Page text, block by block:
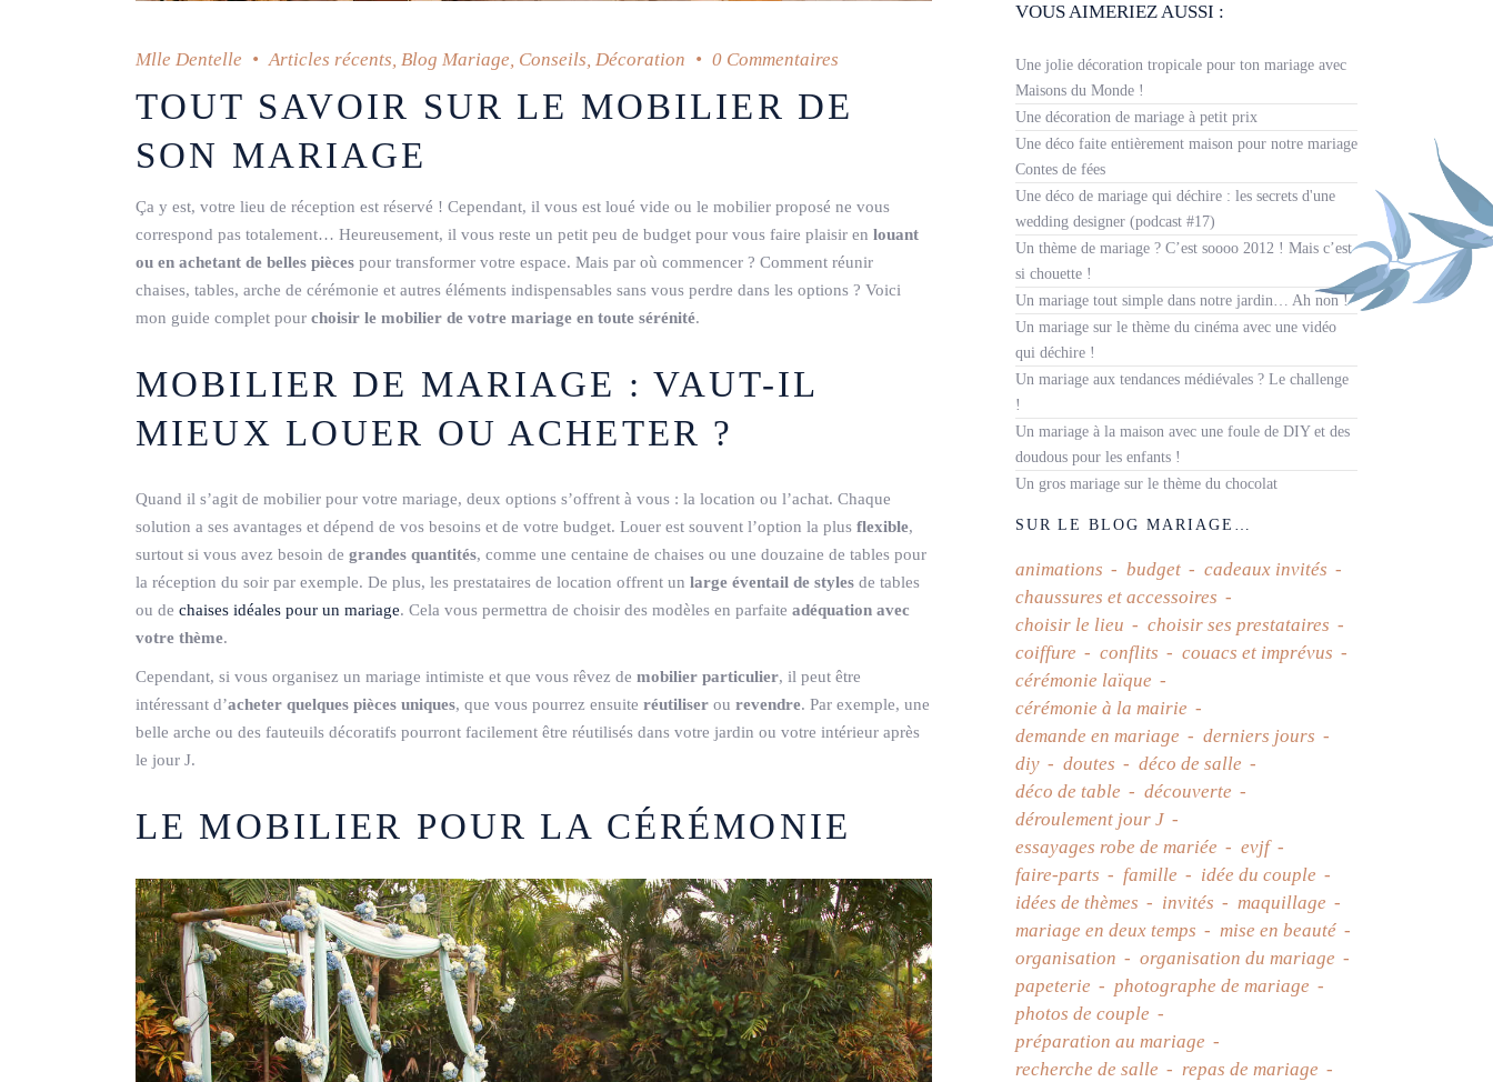
Mlle Dentelle Articles récents, Blog Mariage, Conseils, Décoration 0 Commentaires
TOUT SAVOIR SUR LE MOBILIER DE
SON MARIAGE
Ça y est, votre lieu de réception est réservé ! Cependant, il vous est loué vide ou le mobilier proposé ne vous
correspond pas totalement… Heureusement, il vous reste un petit peu de budget pour vous faire plaisir en louant
ou en achetant de belles pièces pour transformer votre espace. Mais par où commencer ? Comment réunir
chaises, tables, arche de cérémonie et autres éléments indispensables sans vous perdre dans les options ? Voici
mon guide complet pour choisir le mobilier de votre mariage en toute sérénité.
MOBILIER DE MARIAGE : VAUT-IL
MIEUX LOUER OU ACHETER ?
Quand il s’agit de mobilier pour votre mariage, deux options s’offrent à vous : la location ou l’achat. Chaque
solution a ses avantages et dépend de vos besoins et de votre budget. Louer est souvent l’option la plus flexible,
surtout si vous avez besoin de grandes quantités, comme une centaine de chaises ou une douzaine de tables pour
la réception du soir par exemple. De plus, les prestataires de location offrent un large éventail de styles de tables
ou de chaises idéales pour un mariage. Cela vous permettra de choisir des modèles en parfaite adéquation avec
votre thème.
Cependant, si vous organisez un mariage intimiste et que vous rêvez de mobilier particulier, il peut être
intéressant d’acheter quelques pièces uniques, que vous pourrez ensuite réutiliser ou revendre. Par exemple, une
belle arche ou des fauteuils décoratifs pourront facilement être réutilisés dans votre jardin ou votre intérieur après
le jour J.
LE MOBILIER POUR LA CÉRÉMONIE
VOUS AIMERIEZ AUSSI :
Une jolie décoration tropicale pour ton mariage avec
Maisons du Monde !
Une décoration de mariage à petit prix
Une déco faite entièrement maison pour notre mariage
Contes de fées
Une déco de mariage qui déchire : les secrets d'une
wedding designer (podcast #17)
Un thème de mariage ? C’est soooo 2012 ! Mais c’est
si chouette !
Un mariage tout simple dans notre jardin… Ah non !
Un mariage sur le thème du cinéma avec une vidéo
qui déchire !
Un mariage aux tendances médiévales ? Le challenge
!
Un mariage à la maison avec une foule de DIY et des
doudous pour les enfants !
Un gros mariage sur le thème du chocolat
SUR LE BLOG MARIAGE…
animations budget
cadeaux invités
chaussures et accessoires
choisir le lieu
choisir ses prestataires
coiffure
conflits
couacs et imprévus
cérémonie laïque
cérémonie à la mairie
demande en mariage
derniers jours
diy
doutes
déco de salle
déco de table
découverte
déroulement jour J
essayages robe de mariée
evjf
faire-parts
famille
idée du couple
idées de thèmes
invités
maquillage
mariage en deux temps
mise en beauté
organisation
organisation du mariage
papeterie
photographe de mariage
photos de couple
préparation au mariage
recherche de salle
repas de mariage